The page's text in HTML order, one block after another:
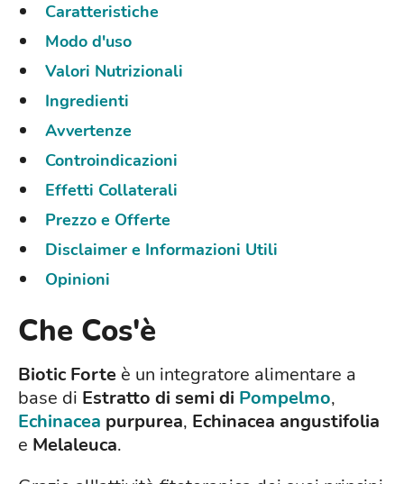
Caratteristiche
Modo d'uso
Valori Nutrizionali
Ingredienti
Avvertenze
Controindicazioni
Effetti Collaterali
Prezzo e Offerte
Disclaimer e Informazioni Utili
Opinioni
Che Cos'è
Biotic Forte è un integratore alimentare a
base di Estratto di semi di Pompelmo,
Echinacea purpurea, Echinacea angustifolia
e Melaleuca.